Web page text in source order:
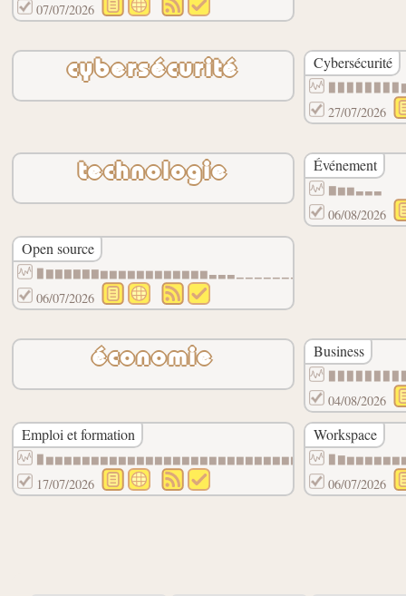
07/07/2026
cybersécurité Cybersécurité
27/07/2026
technologie Événement
▇▆▆▃▃▃
06/08/2026
Open source
06/07/2026
économie Business
04/08/2026
Emploi et formation
17/07/2026
Workspace
06/07/2026